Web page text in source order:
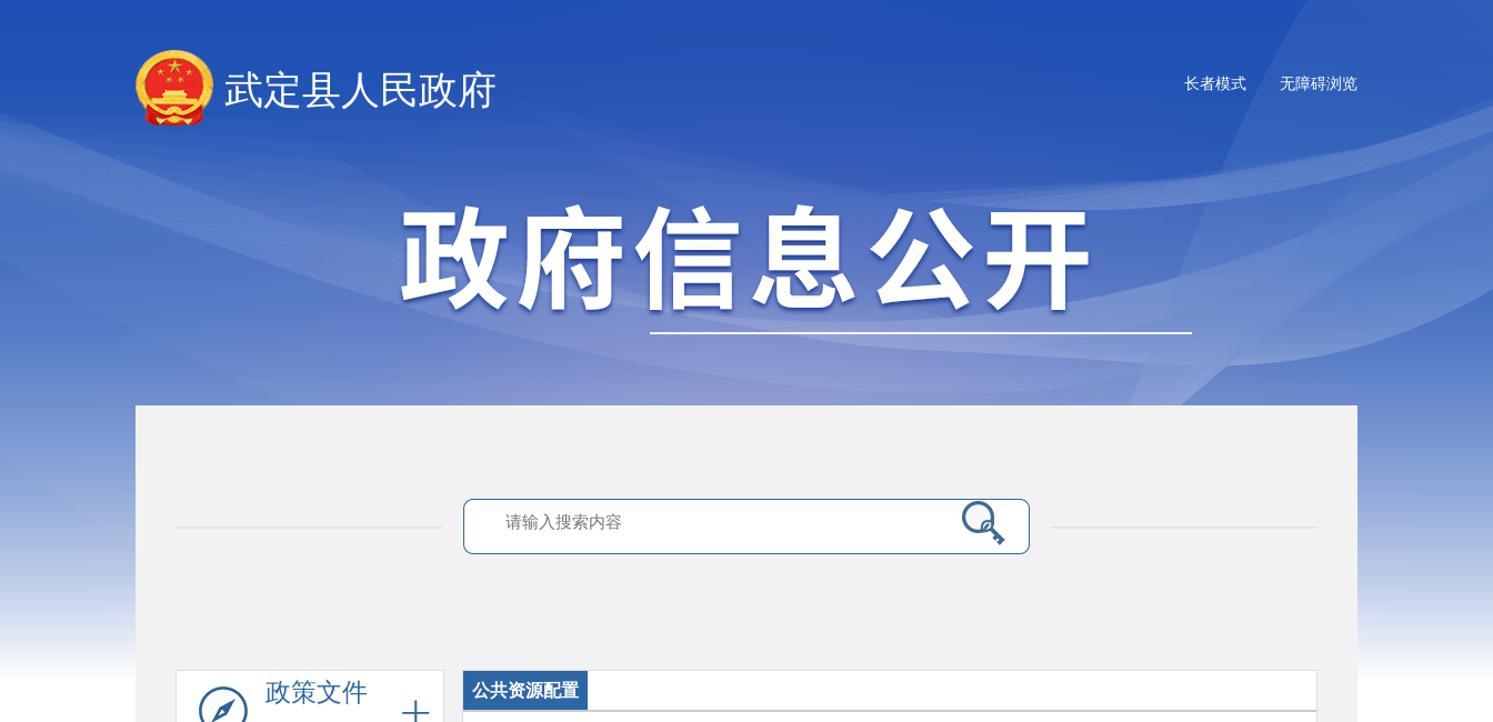
无障碍浏览
长者模式
武定县人民政府
政策文件 公共资源配置